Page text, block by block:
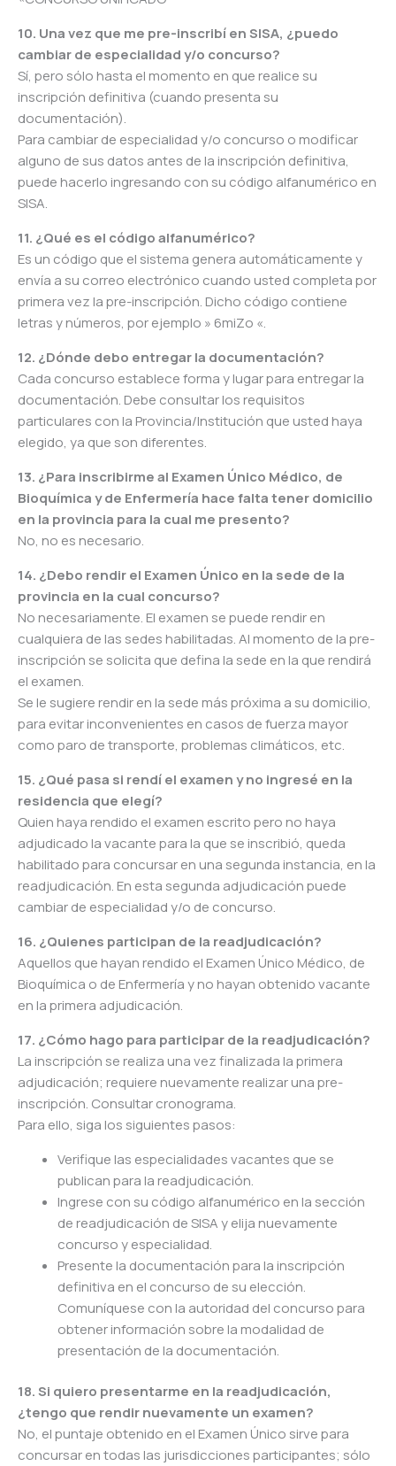
10. Una vez que me pre-inscribí en SISA, ¿puedo
cambiar de especialidad y/o concurso?
Sí, pero sólo hasta el momento en que realice su
inscripción definitiva (cuando presenta su
documentación).
Para cambiar de especialidad y/o concurso o modificar
alguno de sus datos antes de la inscripción definitiva,
puede hacerlo ingresando con su código alfanumérico en
SISA.
11. ¿Qué es el código alfanumérico?
Es un código que el sistema genera automáticamente y
envía a su correo electrónico cuando usted completa por
primera vez la pre-inscripción. Dicho código contiene
letras y números, por ejemplo » 6miZo «.
12. ¿Dónde debo entregar la documentación?
Cada concurso establece forma y lugar para entregar la
documentación. Debe consultar los requisitos
particulares con la Provincia/Institución que usted haya
elegido, ya que son diferentes.
13. ¿Para inscribirme al Examen Único Médico, de
Bioquímica y de Enfermería hace falta tener domicilio
en la provincia para la cual me presento?
No, no es necesario.
14. ¿Debo rendir el Examen Único en la sede de la
provincia en la cual concurso?
No necesariamente. El examen se puede rendir en
cualquiera de las sedes habilitadas. Al momento de la pre-
inscripción se solicita que defina la sede en la que rendirá
el examen.
Se le sugiere rendir en la sede más próxima a su domicilio,
para evitar inconvenientes en casos de fuerza mayor
como paro de transporte, problemas climáticos, etc.
15. ¿Qué pasa si rendí el examen y no ingresé en la
residencia que elegí?
Quien haya rendido el examen escrito pero no haya
adjudicado la vacante para la que se inscribió, queda
habilitado para concursar en una segunda instancia, en la
readjudicación. En esta segunda adjudicación puede
cambiar de especialidad y/o de concurso.
16. ¿Quienes participan de la readjudicación?
Aquellos que hayan rendido el Examen Único Médico, de
Bioquímica o de Enfermería y no hayan obtenido vacante
en la primera adjudicación.
17. ¿Cómo hago para participar de la readjudicación?
La inscripción se realiza una vez finalizada la primera
adjudicación; requiere nuevamente realizar una pre-
inscripción. Consultar cronograma.
Para ello, siga los siguientes pasos:
Verifique las especialidades vacantes que se
publican para la readjudicación.
Ingrese con su código alfanumérico en la sección
de readjudicación de SISA y elija nuevamente
concurso y especialidad.
Presente la documentación para la inscripción
definitiva en el concurso de su elección.
Comuníquese con la autoridad del concurso para
obtener información sobre la modalidad de
presentación de la documentación.
18. Si quiero presentarme en la readjudicación,
¿tengo que rendir nuevamente un examen?
No, el puntaje obtenido en el Examen Único sirve para
concursar en todas las jurisdicciones participantes; sólo